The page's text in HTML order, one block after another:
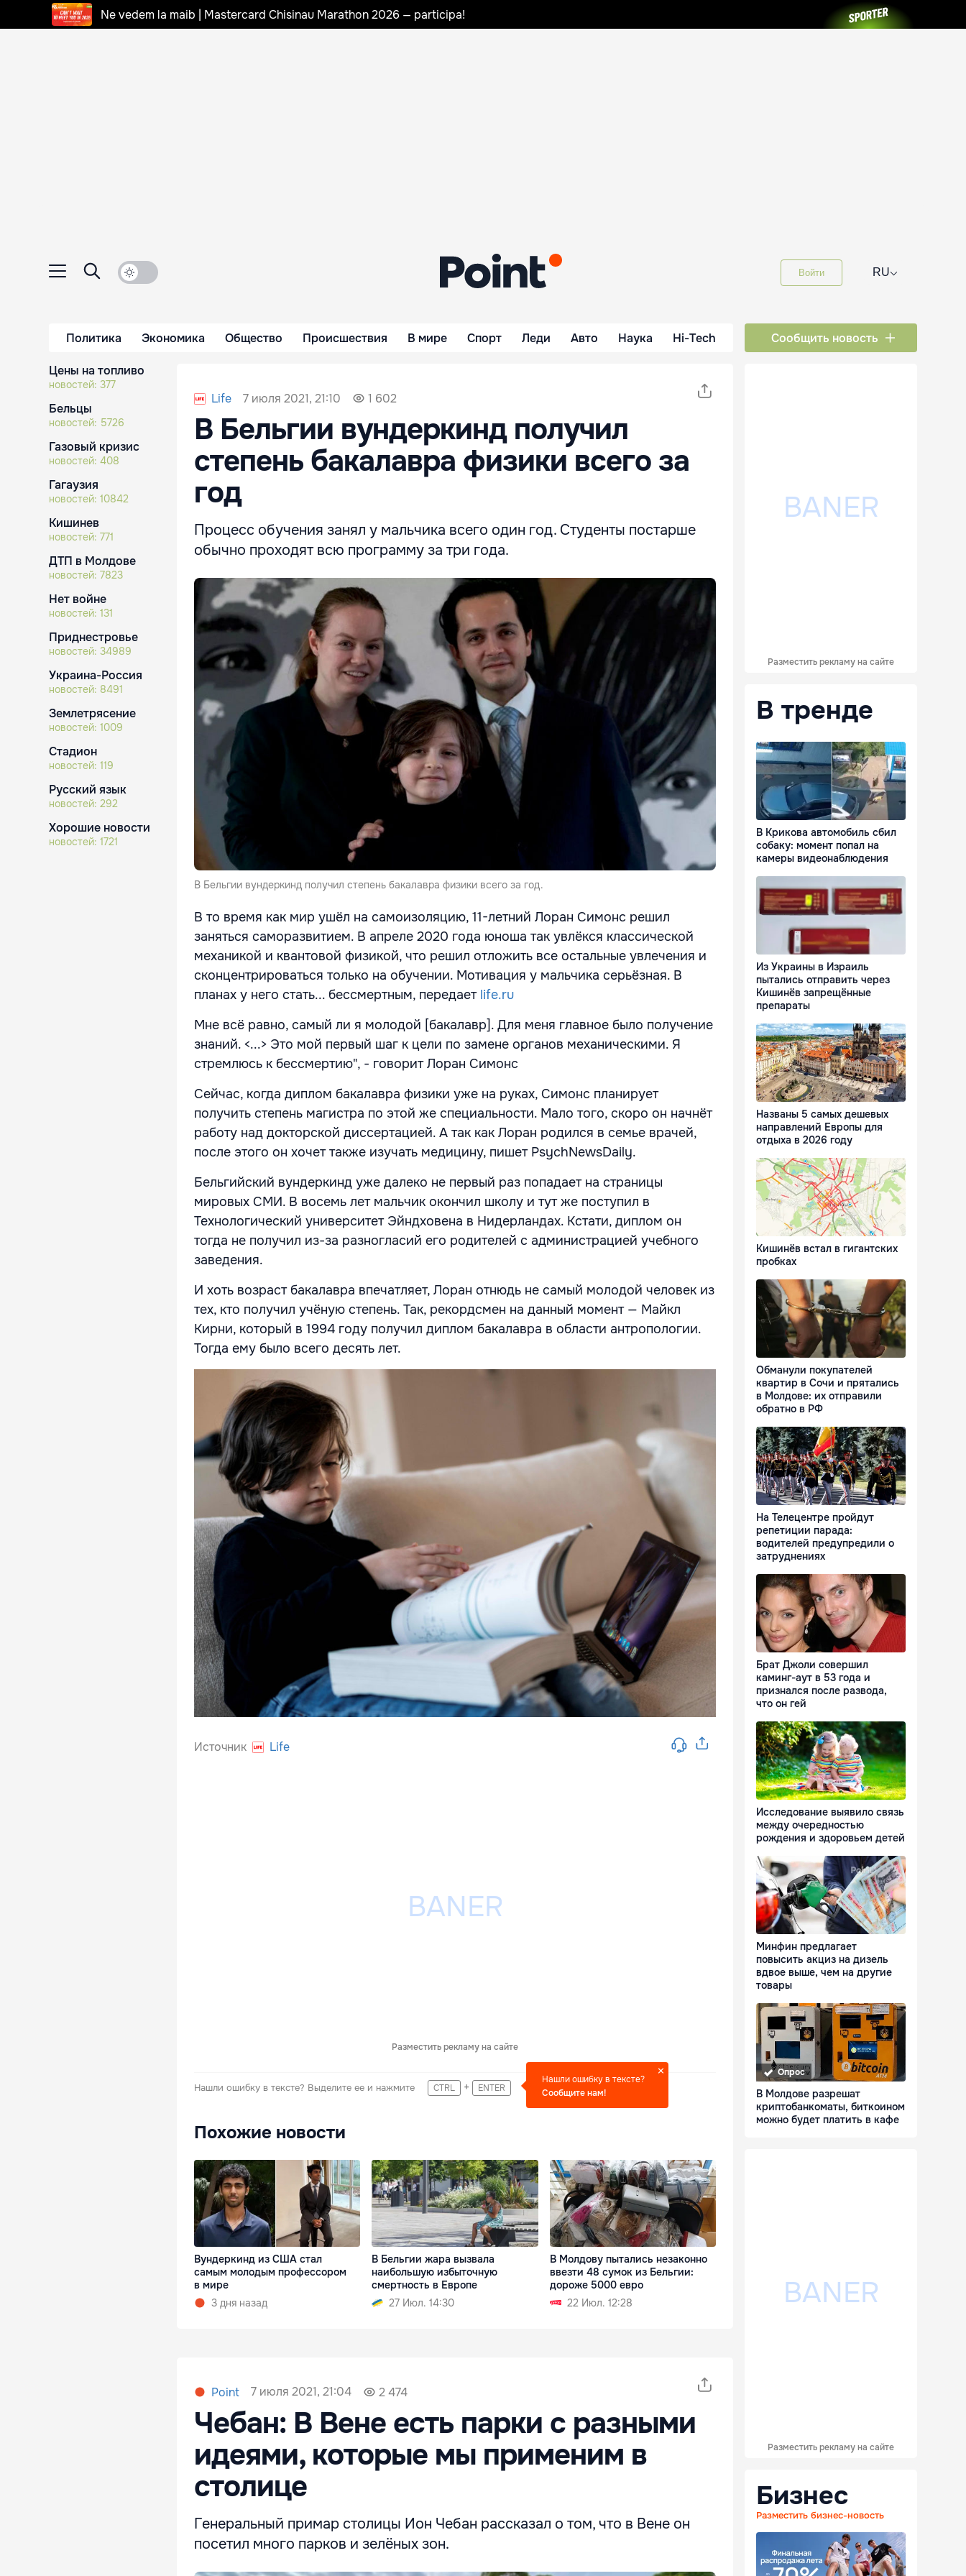
Ne vedem la maib | Mastercard Chisinau Marathon 2026 — participa!
Войти RU⌵
Политика Экономика Общество Происшествия В мире Спорт Леди Авто Наука Hi-Tech Сообщить новость
Цены на топливо
новостей: 377
Бельцы
новостей: 5726
Газовый кризис
новостей: 408
Гагаузия
новостей: 10842
Кишинев
новостей: 771
ДТП в Молдове
новостей: 7823
Нет войне
новостей: 131
Приднестровье
новостей: 34989
Украина-Россия
новостей: 8491
Землетрясение
новостей: 1009
Стадион
новостей: 119
Русский язык
новостей: 292
Хорошие новости
новостей: 1721
Life 7 июля 2021, 21:10 1 602
В Бельгии вундеркинд получил
степень бакалавра физики всего за
год
Процесс обучения занял у мальчика всего один год. Студенты постарше
обычно проходят всю программу за три года.
В Бельгии вундеркинд получил степень бакалавра физики всего за год.
В то время как мир ушёл на самоизоляцию, 11-летний Лоран Симонс решил
заняться саморазвитием. В апреле 2020 года юноша так увлёкся классической
механикой и квантовой физикой, что решил отложить все остальные увлечения и
сконцентрироваться только на обучении. Мотивация у мальчика серьёзная. В
планах у него стать... бессмертным, передает life.ru
Мне всё равно, самый ли я молодой [бакалавр]. Для меня главное было получение
знаний. <...> Это мой первый шаг к цели по замене органов механическими. Я
стремлюсь к бессмертию", - говорит Лоран Симонс
Сейчас, когда диплом бакалавра физики уже на руках, Симонс планирует
получить степень магистра по этой же специальности. Мало того, скоро он начнёт
работу над докторской диссертацией. А так как Лоран родился в семье врачей,
после этого он хочет также изучать медицину, пишет PsychNewsDaily.
Бельгийский вундеркинд уже далеко не первый раз попадает на страницы
мировых СМИ. В восемь лет мальчик окончил школу и тут же поступил в
Технологический университет Эйндховена в Нидерландах. Кстати, диплом он
тогда не получил из-за разногласий его родителей с администрацией учебного
заведения.
И хоть возраст бакалавра впечатляет, Лоран отнюдь не самый молодой человек из
тех, кто получил учёную степень. Так, рекордсмен на данный момент — Майкл
Кирни, который в 1994 году получил диплом бакалавра в области антропологии.
Тогда ему было всего десять лет.
Источник Life
Разместить рекламу на сайте
Нашли ошибку в тексте? Выделите ее и нажмите CTRL + ENTER
Нашли ошибку в тексте?
Сообщите нам!
Похожие новости
Вундеркинд из США стал
самым молодым профессором
в мире
3 дня назад
В Бельгии жара вызвала
наибольшую избыточную
смертность в Европе
27 Июл. 14:30
В Молдову пытались незаконно
ввезти 48 сумок из Бельгии:
дороже 5000 евро
22 Июл. 12:28
Point 7 июля 2021, 21:04 2 474
Чебан: В Вене есть парки с разными
идеями, которые мы применим в
столице
Генеральный примар столицы Ион Чебан рассказал о том, что в Вене он
посетил много парков и зелёных зон.
Разместить рекламу на сайте
В тренде
В Крикова автомобиль сбил
собаку: момент попал на
камеры видеонаблюдения
Из Украины в Израиль
пытались отправить через
Кишинёв запрещённые
препараты
Названы 5 самых дешевых
направлений Европы для
отдыха в 2026 году
Кишинёв встал в гигантских
пробках
Обманули покупателей
квартир в Сочи и прятались
в Молдове: их отправили
обратно в РФ
На Телецентре пройдут
репетиции парада:
водителей предупредили о
затруднениях
Брат Джоли совершил
каминг-аут в 53 года и
признался после развода,
что он гей
Исследование выявило связь
между очередностью
рождения и здоровьем детей
Минфин предлагает
повысить акциз на дизель
вдвое выше, чем на другие
товары
Опрос
В Молдове разрешат
криптобанкоматы, биткоином
можно будет платить в кафе
Разместить рекламу на сайте
Бизнес
Разместить бизнес-новость